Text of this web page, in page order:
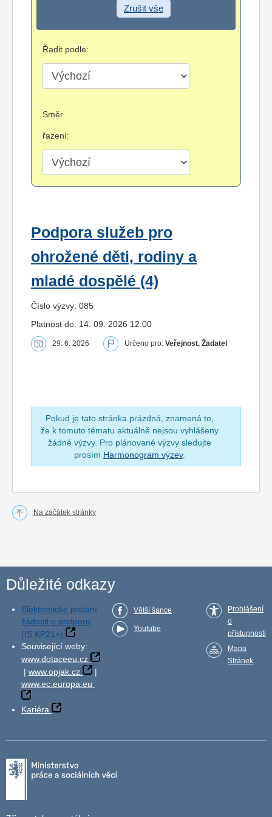
Zrušit vše
Řadit podle:
Směr
řazení:
Podpora služeb pro
ohrožené děti, rodiny a
mladé dospělé (4)
Číslo výzvy: 085
Platnost do: 14. 09. 2026 12:00
29. 6. 2026 Určeno pro: Veřejnost, Žadatel
Pokud je tato stránka prázdná, znamená to,
že k tomuto tématu aktuálně nejsou vyhlášeny
žádné výzvy. Pro plánované výzvy sledujte
prosím Harmonogram výzev.
Na začátek stránky
Důležité odkazy
Elektronické podání
žádosti o podporu
(IS KP21+)
Související weby:
www.dotaceeu.cz
| www.opjak.cz
|
www.ec.europa.eu
Kariéra
Větší šance
Youtube
Prohlášení
o
přístupnosti
Mapa
Stránek